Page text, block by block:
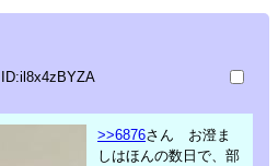
ID:il8x4zBYZA
>>6876さん お澄ま
しはほんの数日で、部